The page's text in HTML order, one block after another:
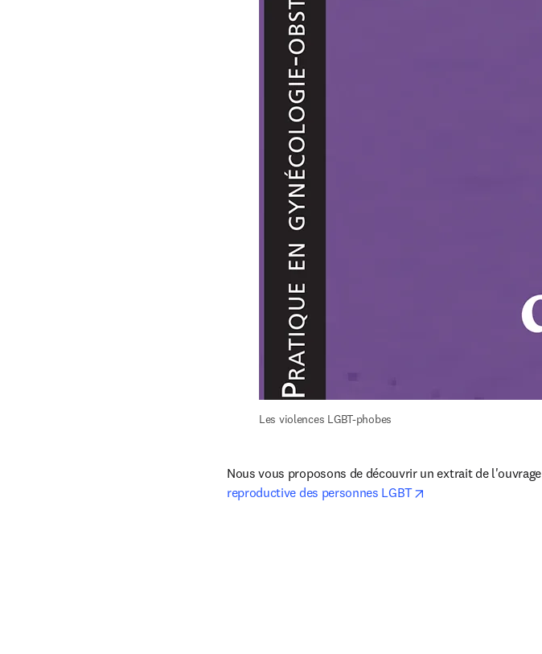
Les violences LGBT-phobes
Nous vous proposons de découvrir un extrait de l'ouvrage
reproductive des personnes LGBT